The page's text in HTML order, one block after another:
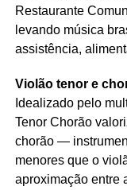
Restaurante
levando música
assistência,
Violão tenor e
Idealizado pelo
Tenor Chorão
chorão —
menores que o
aproximação entre